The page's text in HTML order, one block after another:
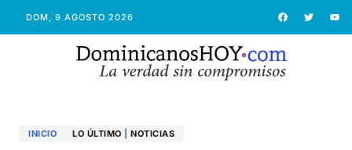
DOM, 9 AGOSTO 2026
INICIO LO ÚLTIMO NOTICIAS